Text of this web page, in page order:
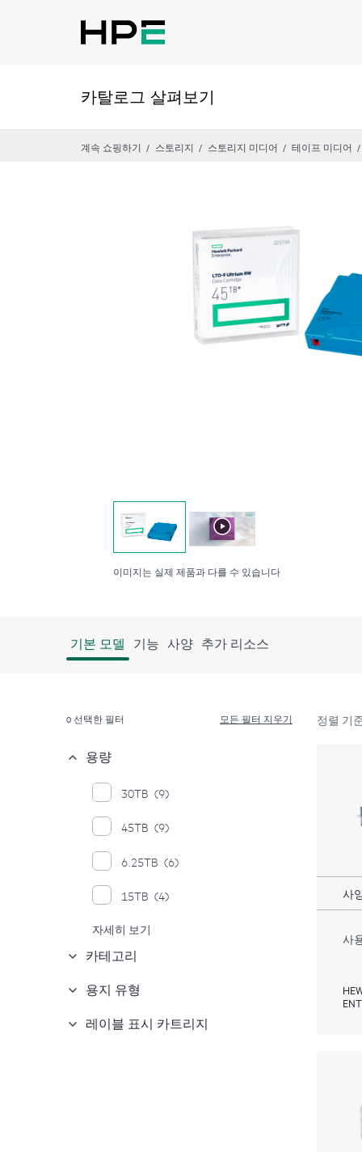
카탈로그 살펴보기
계속 쇼핑하기 스토리지 스토리지 미디어 테이프 미디어
이미지는 실제 제품과 다를 수 있습니다
기본 모델 기능 사양 추가 리소스
0선택한 필터 모든 필터 지우기
용량
30TB (9)
45TB (9)
6.25TB (6)
15TB (4)
3TB(1)
자세히 보기
카테고리
용지 유형
레이블 표시 카트리지
정렬 기
사
사